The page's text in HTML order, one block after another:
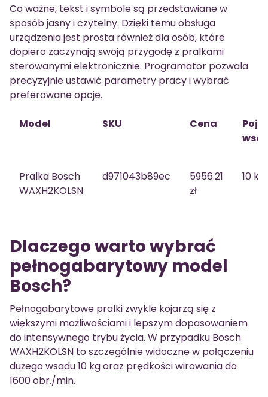
Co ważne, tekst i symbole są przedstawiane w
sposób jasny i czytelny. Dzięki temu obsługa
urządzenia jest prosta również dla osób, które
dopiero zaczynają swoją przygodę z pralkami
sterowanymi elektronicznie. Programator pozwala
precyzyjnie ustawić parametry pracy i wybrać
preferowane opcje.
Model SKU Cena
Pralka Bosch
WAXH2KOLSN
d971043b89ec
5956.21
zł
10 kg
Dlaczego warto wybrać
pełnogabarytowy model
Bosch?
Pełnogabarytowe pralki zwykle kojarzą się z
większymi możliwościami i lepszym dopasowaniem
do intensywnego trybu życia. W przypadku Bosch
WAXH2KOLSN to szczególnie widoczne w połączeniu
dużego wsadu 10 kg oraz prędkości wirowania do
1600 obr./min.